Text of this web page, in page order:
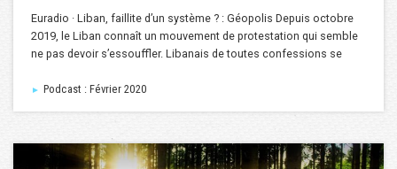
Euradio · Liban, faillite d’un système ? : Géopolis Depuis octobre
2019, le Liban connaît un mouvement de protestation qui semble
ne pas devoir s’essouffler. Libanais de toutes confessions se
► Podcast : Février 2020